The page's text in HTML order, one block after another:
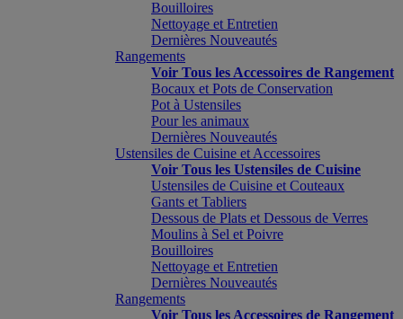
Bouilloires
Nettoyage et Entretien
Dernières Nouveautés
Rangements
Voir Tous les Accessoires de Rangement
Bocaux et Pots de Conservation
Pot à Ustensiles
Pour les animaux
Dernières Nouveautés
Ustensiles de Cuisine et Accessoires
Voir Tous les Ustensiles de Cuisine
Ustensiles de Cuisine et Couteaux
Gants et Tabliers
Dessous de Plats et Dessous de Verres
Moulins à Sel et Poivre
Bouilloires
Nettoyage et Entretien
Dernières Nouveautés
Rangements
Voir Tous les Accessoires de Rangement